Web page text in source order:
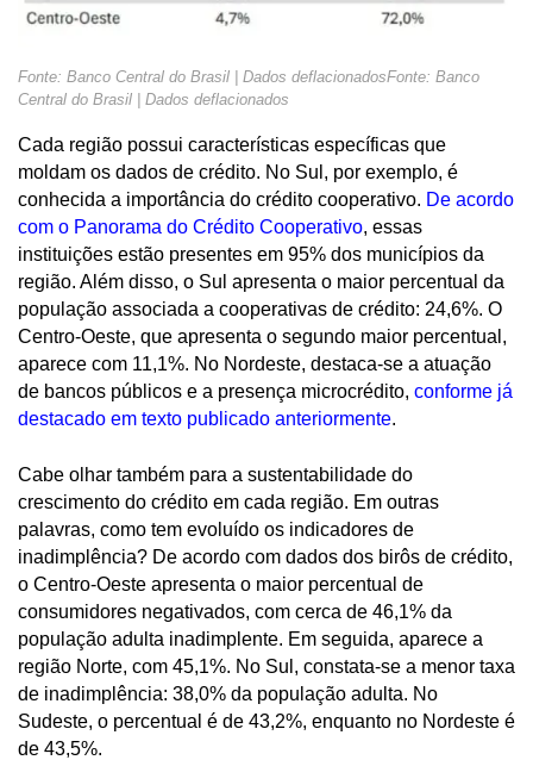
Fonte: Banco Central do Brasil | Dados deflacionadosFonte: Banco
Central do Brasil | Dados deflacionados
Cada região possui características específicas que
moldam os dados de crédito. No Sul, por exemplo, é
conhecida a importância do crédito cooperativo. De acordo
com o Panorama do Crédito Cooperativo, essas
instituições estão presentes em 95% dos municípios da
região. Além disso, o Sul apresenta o maior percentual da
população associada a cooperativas de crédito: 24,6%. O
Centro-Oeste, que apresenta o segundo maior percentual,
aparece com 11,1%. No Nordeste, destaca-se a atuação
de bancos públicos e a presença microcrédito, conforme já
destacado em texto publicado anteriormente.
Cabe olhar também para a sustentabilidade do
crescimento do crédito em cada região. Em outras
palavras, como tem evoluído os indicadores de
inadimplência? De acordo com dados dos birôs de crédito,
o Centro-Oeste apresenta o maior percentual de
consumidores negativados, com cerca de 46,1% da
população adulta inadimplente. Em seguida, aparece a
região Norte, com 45,1%. No Sul, constata-se a menor taxa
de inadimplência: 38,0% da população adulta. No
Sudeste, o percentual é de 43,2%, enquanto no Nordeste é
de 43,5%.